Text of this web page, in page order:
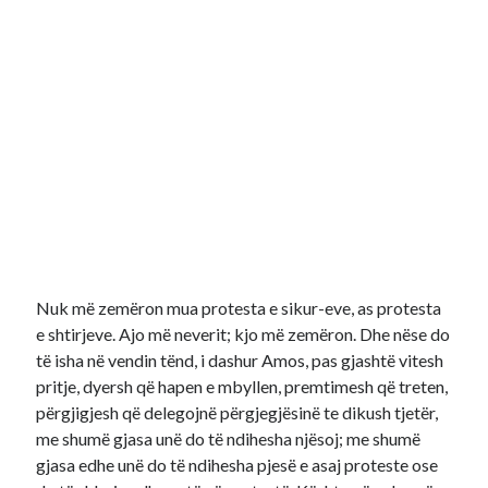
Nuk më zemëron mua protesta e sikur-eve, as protesta
e shtirjeve. Ajo më neverit; kjo më zemëron. Dhe nëse do
të isha në vendin tënd, i dashur Amos, pas gjashtë vitesh
pritje, dyersh që hapen e mbyllen, premtimesh që treten,
përgjigjesh që delegojnë përgjegjësinë te dikush tjetër,
me shumë gjasa unë do të ndihesha njësoj; me shumë
gjasa edhe unë do të ndihesha pjesë e asaj proteste ose